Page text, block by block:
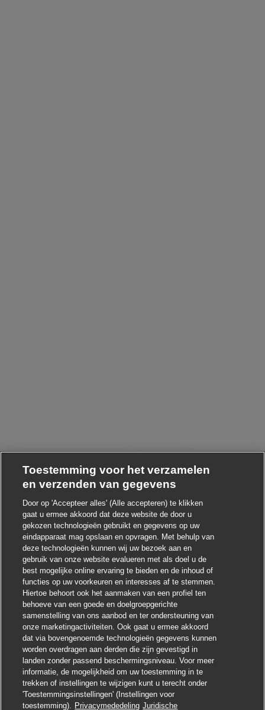
Toestemming voor het verzamelen
en verzenden van gegevens
Door op 'Accepteer alles' (Alle accepteren) te klikken
gaat u ermee akkoord dat deze website de door u
gekozen technologieën gebruikt en gegevens op uw
eindapparaat mag opslaan en opvragen. Met behulp van
deze technologieën kunnen wij uw bezoek aan en
gebruik van onze website evalueren met als doel u de
best mogelijke online ervaring te bieden en de inhoud of
functies op uw voorkeuren en interesses af te stemmen.
Hiertoe behoort ook het aanmaken van een profiel ten
behoeve van een goede en doelgroepgerichte
samenstelling van ons aanbod en ter ondersteuning van
onze marketingactiviteiten. Ook gaat u ermee akkoord
dat via bovengenoemde technologieën gegevens kunnen
worden overdragen aan derden die zijn gevestigd in
landen zonder passend beschermingsniveau. Voor meer
informatie, de mogelijkheid om uw toestemming in te
trekken of instellingen te wijzigen kunt u terecht onder
'Toestemmingsinstellingen' (Instellingen voor
toestemming). Privacymededeling Juridische
! Heb je interesse in deze baan? Chatbot-melding sluiten
Ik ben geïnteresseerd
Soortgelijke banen zoeken